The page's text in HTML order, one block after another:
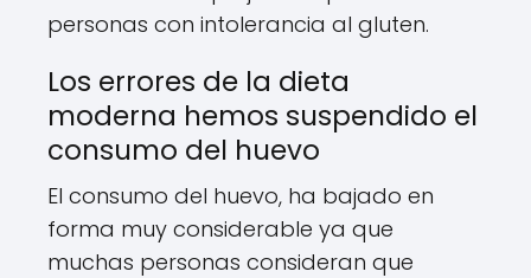
personas con intolerancia al gluten.
Los errores de la dieta
moderna hemos suspendido el
consumo del huevo
El consumo del huevo, ha bajado en
forma muy considerable ya que
muchas personas consideran que